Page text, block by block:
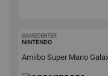
GAMECENTER
NINTENDO
Amiibo Super Mario